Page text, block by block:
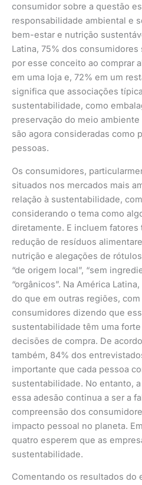
consumidor sobre a questão
responsabilidade ambiental e
bem-estar e nutrição
Latina, 75% dos
por esse conceito ao comprar
em uma loja e, 72% em um
significa que associações
sustentabilidade, como
preservação do meio
são agora consideradas como
pessoas.
Os consumidores,
situados nos mercados mais
relação à sustentabilidade,
considerando o tema como
diretamente. E incluem fatores
redução de resíduos
nutrição e alegações de
“de origem local”, “sem
“orgânicos”. Na América
do que em outras regiões, com
consumidores dizendo que
sustentabilidade têm uma
decisões de compra. De
também, 84% dos
importante que cada pessoa
sustentabilidade. No entanto,
essa adesão continua a ser a
compreensão dos
impacto pessoal no planeta.
quatro esperem que as
sustentabilidade.
Comentando os resultados do